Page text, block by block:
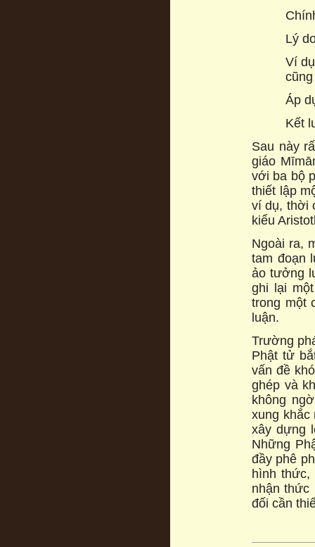
Lý
Ví
Áp
Kết
Sau này
giáo
với ba bộ
thiết lập
ví dụ, thời
kiểu
Ngoài ra,
tam đoạn
ảo tưởng
ghi lại
trong một
luận.
Trường
Phật tử
vấn đề
ghép và
không
xung khắc
xây dựng
Những
đầy phê
hình thức,
nhận thức
đối cần